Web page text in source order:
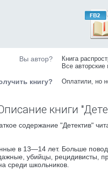
Вы автор?
Книга
Все
книгу? Оплатили, но
книги
содержание "Детектив"
в 13—14 лет. Больше
убийцы, рецидивисты,
среди школьников.